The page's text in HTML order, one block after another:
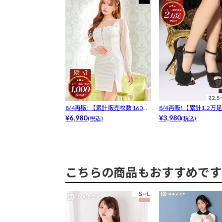
8/4再販!【累計販売枚数1600
枚突...
¥6,980(税込)
8/4再販!【累計1.2万
売!...
¥3,980(税込)
こちらの商品もおすすめです